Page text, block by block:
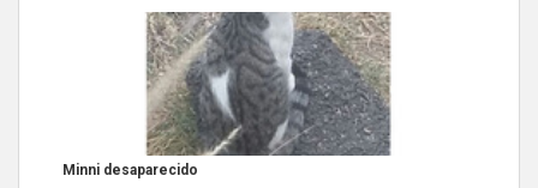
Minni desaparecido